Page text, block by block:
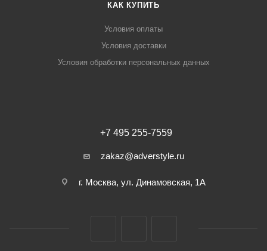
КАК КУПИТЬ
Условия оплаты
Условия доставки
Условия обработки персональных данных
+7 495 255-7559
zakaz@adverstyle.ru
г. Москва, ул. Динамовская, 1А